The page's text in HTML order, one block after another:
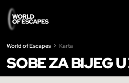
World of Escapes Karta
SOBE ZA BIJEG